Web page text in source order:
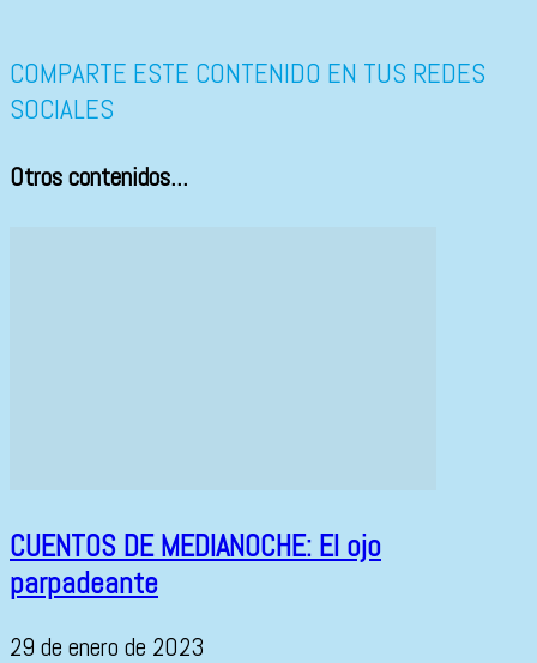
COMPARTE ESTE CONTENIDO EN TUS REDES
SOCIALES
Otros contenidos...
CUENTOS DE MEDIANOCHE: El ojo
parpadeante
29 de enero de 2023